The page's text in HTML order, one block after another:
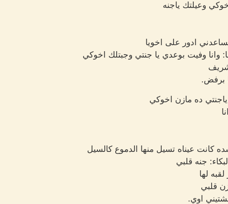
وعيلتك ياجنه
ادور على اخويا
وانا وفيت بوعدي يا جنتي وجبتلك اخوكي
برفض.
ده مازن اخوكي
كانت عيناه تسيل منها الدموع كالسيل
جنه قلبي
لها
قلبي
اوي.